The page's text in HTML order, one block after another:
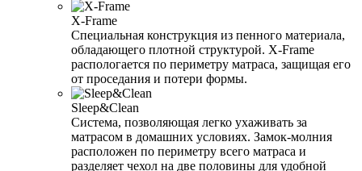
X-Frame
Специальная конструкция из пенного материала,
обладающего плотной структурой. X-Frame
распологается по периметру матраса, защищая его
от проседания и потери формы.
Sleep&Clean
Система, позволяющая легко ухаживать за
матрасом в домашних условиях. Замок-молния
расположен по периметру всего матраса и
разделяет чехол на две половины для удобной